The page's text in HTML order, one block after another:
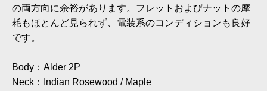
の両方向に余裕があります。フレットおよびナットの摩
耗もほとんど見られず、電装系のコンディションも良好
です。
Body：Alder 2P
Neck：Indian Rosewood / Maple